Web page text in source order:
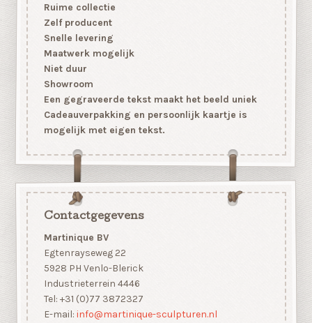
Ruime collectie
Zelf producent
Snelle levering
Maatwerk mogelijk
Niet duur
Showroom
Een gegraveerde tekst maakt het beeld uniek
Cadeauverpakking en persoonlijk kaartje is
mogelijk met eigen tekst.
Contactgegevens
Martinique BV
Egtenrayseweg 22
5928 PH Venlo-Blerick
Industrieterrein 4446
Tel: +31 (0)77 3872327
E-mail: info@martinique-sculpturen.nl